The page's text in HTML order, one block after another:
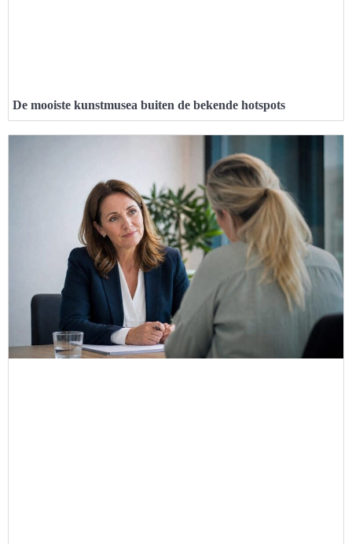
De mooiste kunstmusea buiten de bekende hotspots